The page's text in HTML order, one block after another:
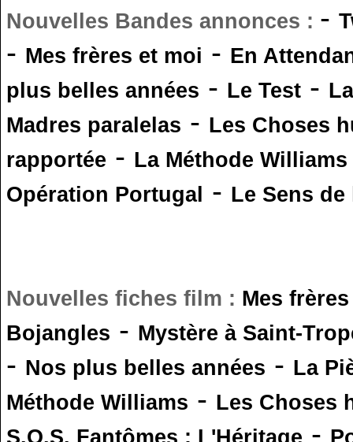
Nouvelles Bandes annonces : -
- Mes frères et moi - En
plus belles années - Le Test -
Madres paralelas - Les Choses
rapportée - La Méthode Williams
Opération Portugal - Le Sens
Nouvelles fiches film : Mes
Bojangles - Mystère à Saint-
- Nos plus belles années - La
Méthode Williams - Les Choses
S.O.S. Fantômes : L'Héritage -